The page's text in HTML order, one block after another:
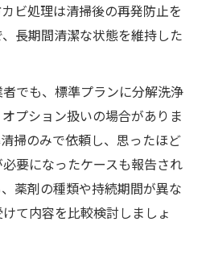
ビ処理は清掃後の再発防止を
長期間清潔な状態を維持した
でも、標準プランに分解洗浄
プション扱いの場合がありま
掃のみで依頼し、思ったほど
要になったケースも報告され
薬剤の種類や持続期間が異な
て内容を比較検討しましょ